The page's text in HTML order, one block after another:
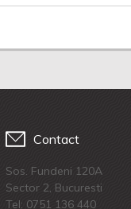
Contact
Sos. Fundeni 120A
Sector 2, Bucuresti
Tel: 0751 136 440